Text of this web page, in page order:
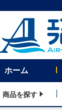
ホーム
商品を探す